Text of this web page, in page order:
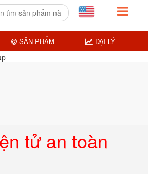
tử an toàn
SẢN PHẨM ĐẠI LÝ